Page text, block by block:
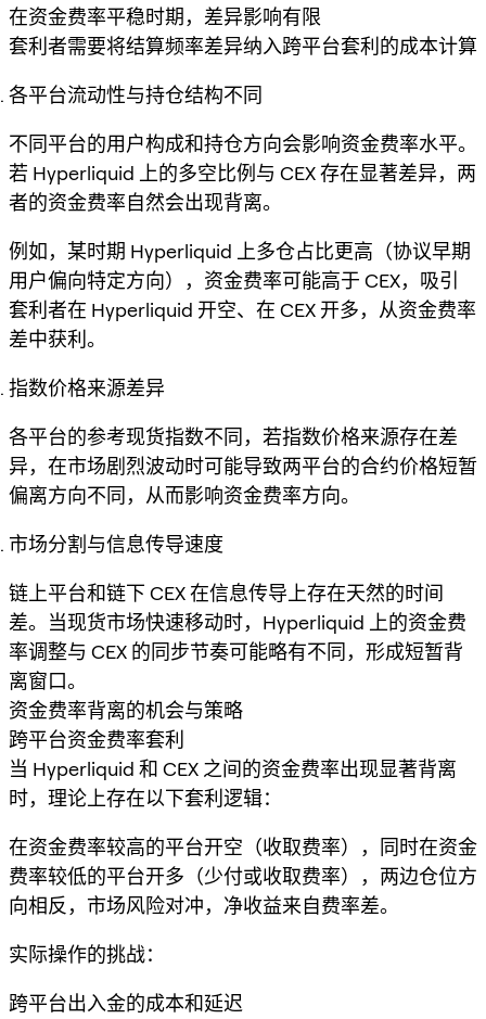
在资金费率平稳时期，差异影响有限
套利者需要将结算频率差异纳入跨平台套利的成本计算
各平台流动性与持仓结构不同
不同平台的用户构成和持仓方向会影响资金费率水平。
若 Hyperliquid 上的多空比例与 CEX 存在显著差异，两
者的资金费率自然会出现背离。
例如，某时期 Hyperliquid 上多仓占比更高（协议早期
用户偏向特定方向），资金费率可能高于 CEX，吸引
套利者在 Hyperliquid 开空、在 CEX 开多，从资金费率
差中获利。
指数价格来源差异
各平台的参考现货指数不同，若指数价格来源存在差
异，在市场剧烈波动时可能导致两平台的合约价格短暂
偏离方向不同，从而影响资金费率方向。
市场分割与信息传导速度
链上平台和链下 CEX 在信息传导上存在天然的时间
差。当现货市场快速移动时，Hyperliquid 上的资金费
率调整与 CEX 的同步节奏可能略有不同，形成短暂背
离窗口。
资金费率背离的机会与策略
跨平台资金费率套利
当 Hyperliquid 和 CEX 之间的资金费率出现显著背离
时，理论上存在以下套利逻辑：
在资金费率较高的平台开空（收取费率），同时在资金
费率较低的平台开多（少付或收取费率），两边仓位方
向相反，市场风险对冲，净收益来自费率差。
实际操作的挑战：
跨平台出入金的成本和延迟